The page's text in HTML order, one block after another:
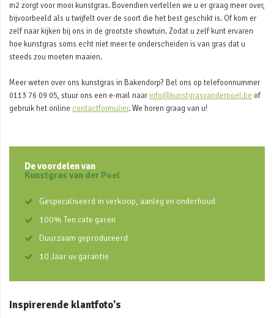
m2 zorgt voor mooi kunstgras. Bovendien vertellen we u er graag meer over,
bijvoorbeeld als u twijfelt over de soort die het best geschikt is. Of kom er
zelf naar kijken bij ons in de grootste showtuin. Zodat u zelf kunt ervaren
hoe kunstgras soms echt niet meer te onderscheiden is van gras dat u
steeds zou moeten maaien.
Meer weten over ons kunstgras in Bakendorp? Bel ons op telefoonnummer
0113 76 09 05, stuur ons een e-mail naarinfo@kunstgrasvanderpoel.be of
gebruik het online contactformulier. We horen graag van u!
De voordelen van
Kunstgras van der Poel
Gespecaliseerd in verkoop, aanleg en onderhoud
100% Ten cate garen
Duurzaam geproduceerd
10 Jaar uv garantie
Inspirerende klantfoto's